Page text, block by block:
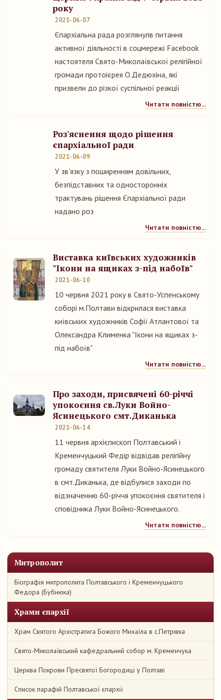
Митрополит
Біографія митрополита Полтавського і Кременчуцького
Федора (Бубнюка)
Храми єпархії
Храм Святого Архістратига Божого Михаїла в с.Петрівка
Свято-Миколаївський кафедральний собор м. Кременчука
Церква Покрови Пресвятої Богородиці у Полтаві
Список парафій Полтавської єпархії
року
2021-06-07
Єпархіальна рада розглянулв питання
активної діяльності в соцмережі Facebook
настоятеля Свято-Миколаївської релігійної
громади протоієрея О.Дедюхіна, які
призвели до різкої суспільної реакції
Читати повністю...
Роз'яснення щодо рішення
єпархіальної ради
2021-06-09
У зв'язку з поширенням довільних,
безпідставних та односторонніх
трактувань рішення Єпархіальної ради
надано роз
Читати повністю...
Виставка київських художників
"Ікони на ящиках з-під набоїв"
2021-06-10
10 червня 2021 року в Свято-Успенському
соборі м.Полтави відкрилася виставка
київських художників Софії Атлантової та
Олександра Клименка "Ікони на ящиках з-
під набоїв"
Читати повністю...
Про заходи, присвячені 60-річчі
упокоєння св.Луки Войно-
Ясинецького смт.Диканька
2021-06-14
11 червня архієпископ Полтавський і
Кременчуцький Федір відвідав релігійну
громаду святителя Луки Войно-Ясинецького
в смт.Диканька, де відбулися заходи по
відзначенню 60-річчя упокоєння святителя і
сповідника Луки Войно-Ясинецького.
Читати повністю...